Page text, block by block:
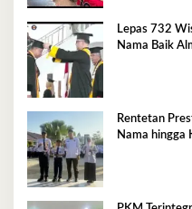
Lepas 732
Nama Baik
Rentetan
Nama hingga